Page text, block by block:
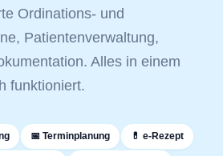
Ordinations- und
Patientenverwaltung,
Alles in einem
funktioniert.
📅 Terminplanung 💊 e-Rezept